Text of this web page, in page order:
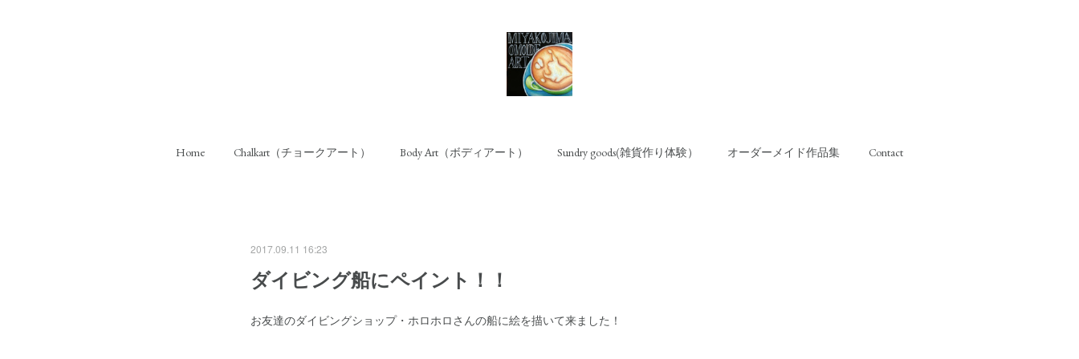
Home Chalkart（チョークアート） Body Art（ボディアート） Sundry goods(雑貨作り体験） オーダーメイド作品集 Contact
2017.09.11 16:23
ダイビング船にペイント！！
お友達のダイビングショップ・ホロホロさんの船に絵を描いて来ました！